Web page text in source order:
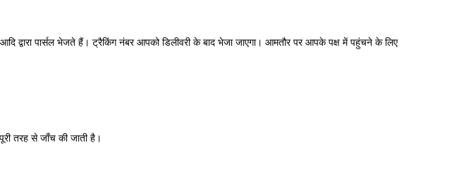
द्वारा पार्सल भेजते हैं। ट्रैकिंग नंबर आपको डिलीवरी के बाद भेजा जाएगा। आमतौर पर आपके पक्ष में पहुंचने के लिए
पूरी तरह से जाँच की जाती है।